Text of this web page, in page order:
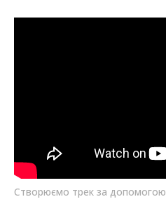
Створюємо трек за допомогою